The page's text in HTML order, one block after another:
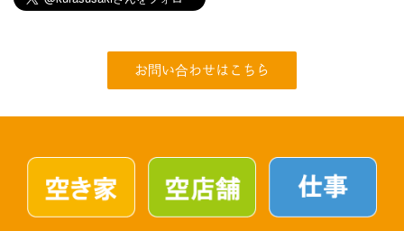
お問い合わせはこちら